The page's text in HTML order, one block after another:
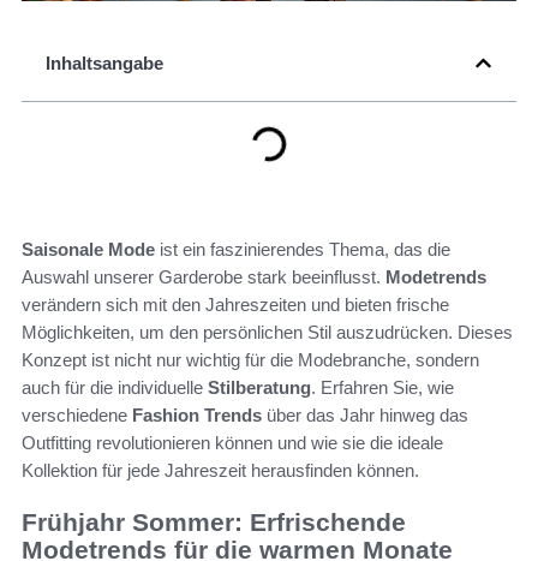
Inhaltsangabe
Saisonale Mode ist ein faszinierendes Thema, das die
Auswahl unserer Garderobe stark beeinflusst. Modetrends
verändern sich mit den Jahreszeiten und bieten frische
Möglichkeiten, um den persönlichen Stil auszudrücken. Dieses
Konzept ist nicht nur wichtig für die Modebranche, sondern
auch für die individuelle Stilberatung. Erfahren Sie, wie
verschiedene Fashion Trends über das Jahr hinweg das
Outfitting revolutionieren können und wie sie die ideale
Kollektion für jede Jahreszeit herausfinden können.
Frühjahr Sommer: Erfrischende
Modetrends für die warmen Monate